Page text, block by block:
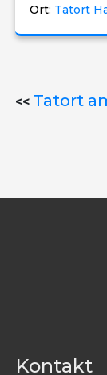
Ort: Tatort
<< Tatort
Kontakt